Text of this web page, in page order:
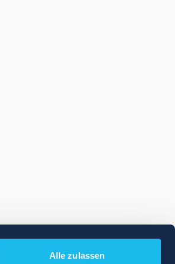
Alle zulassen